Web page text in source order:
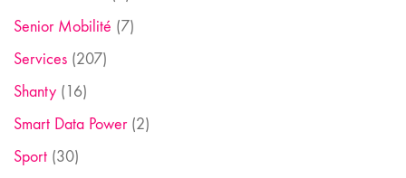
Senior Mobilité (7)
Services (207)
Shanty (16)
Smart Data Power(2)
Sport (30)